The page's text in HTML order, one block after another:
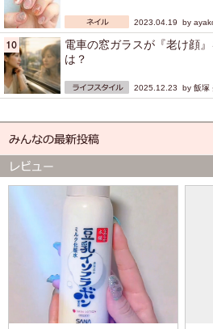
2023.04.19 by
電車の窓ガラスが『老け顔
は？
2025.12.23 by 飯塚